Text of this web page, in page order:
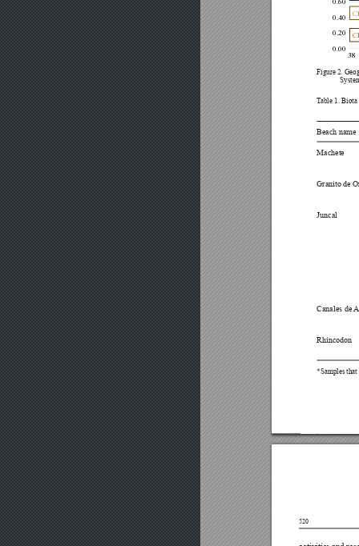






0.60
0.40
0.20
0.00
38
